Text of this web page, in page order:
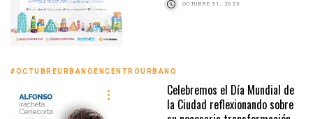
OCTUBRE 31, 2023
#OCTUBREURBANOENCENTROURBANO
Celebremos el Día Mundial de
la Ciudad reflexionando sobre